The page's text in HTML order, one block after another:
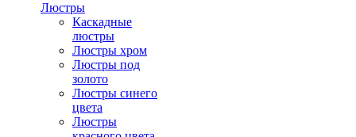
Люстры
Каскадные
люстры
Люстры хром
Люстры под
золото
Люстры синего
цвета
Люстры